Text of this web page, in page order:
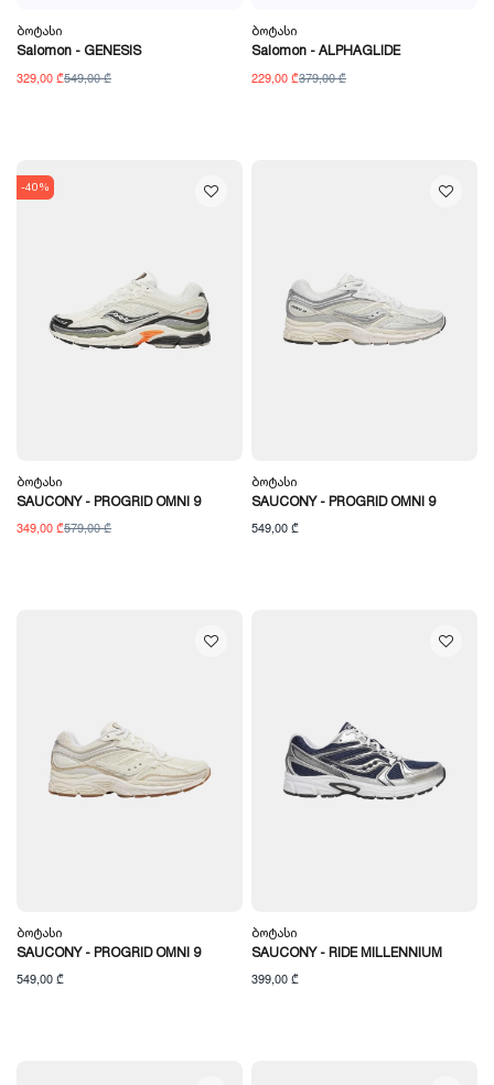
Ბოტასი
Salomon - GENESIS
329,00 ₾549,00 ₾
Ბოტასი
Salomon - ALPHAGLIDE
229,00 ₾379,00 ₾
-40%
Ბოტასი
SAUCONY - PROGRID OMNI 9
349,00 ₾579,00 ₾
Ბოტასი
SAUCONY - PROGRID OMNI 9
549,00 ₾
Ბოტასი
SAUCONY - PROGRID OMNI 9
549,00 ₾
Ბოტასი
SAUCONY - RIDE MILLENNIUM
399,00 ₾